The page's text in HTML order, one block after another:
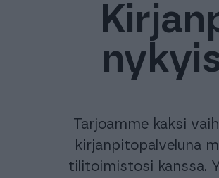
Tarjoamme kaksi
kirjanpitopalveluna
tilitoimistosi kanssa.